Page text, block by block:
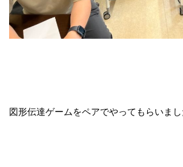
図形伝達ゲームをペアでやってもらいま